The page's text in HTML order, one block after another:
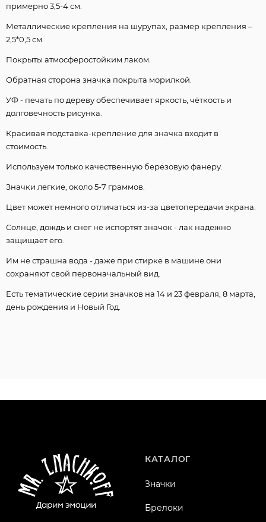
примерно 3,5-4 см.
Металлические крепления на шурупах, размер крепления –
2,5*0,5 см.
Покрыты атмосферостойким лаком.
Обратная сторона значка покрыта морилкой.
УФ - печать по дереву обеспечивает яркость, чёткость и
долговечность рисунка.
Красивая подставка-крепление для значка входит в
стоимость.
Используем только качественную березовую фанеру.
Значки легкие, около 5-7 граммов.
Цвет может немного отличаться из-за цветопередачи экрана.
Солнце, дождь и снег не испортят значок - лак надежно
защищает его.
Им не страшна вода - даже при стирке в машине они
сохраняют свой первоначальный вид.
Есть тематические серии значков на 14 и 23 февраля, 8 марта,
день рождения и Новый Год.
КАТАЛОГ
Значки
Брелоки